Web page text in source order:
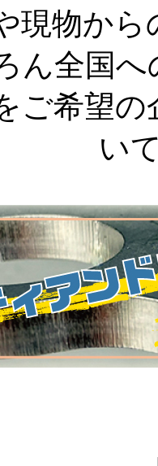
現物か
ん全国
ご希望
い